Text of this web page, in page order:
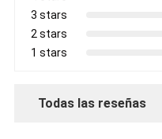
3 stars
2 stars
1 stars
Todas las reseñas